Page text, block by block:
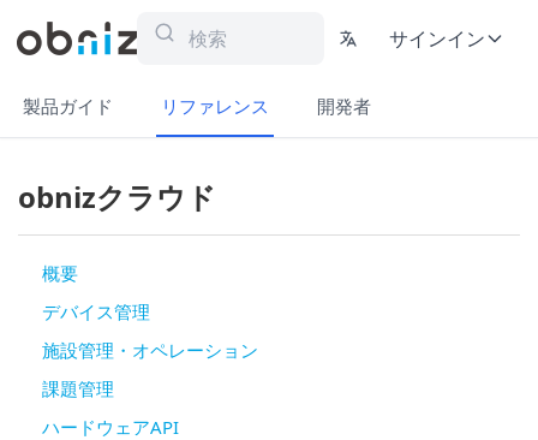
サインイン
製品ガイド リファレンス 開発者
obnizクラウド
概要
デバイス管理
施設管理・オペレーション
課題管理
ハードウェアAPI